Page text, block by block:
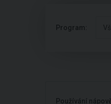
Program:
Používání